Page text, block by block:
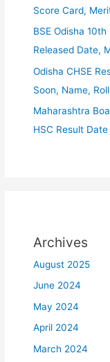
Score Card,
BSE Odisha
Released Date,
Odisha CHSE
Soon, Name,
Maharashtra
HSC Result
Archives
August 2025
June 2024
May 2024
April 2024
March 2024